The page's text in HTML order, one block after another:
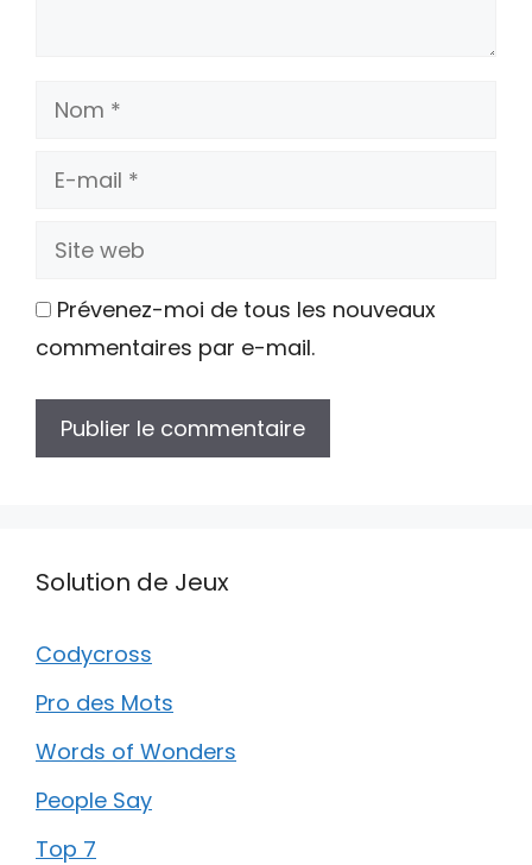
Nom
E-
Site
Prévenez-moi de tous les nouveaux
commentaires par e-mail.
Solution de Jeux
Codycross
Pro des Mots
Words of Wonders
People Say
Top 7